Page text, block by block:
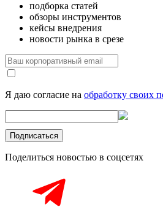
подборка статей
обзоры инструментов
кейсы внедрения
новости рынка в срезе
Я даю согласие на обработку своих
Поделиться новостью в соцсетях